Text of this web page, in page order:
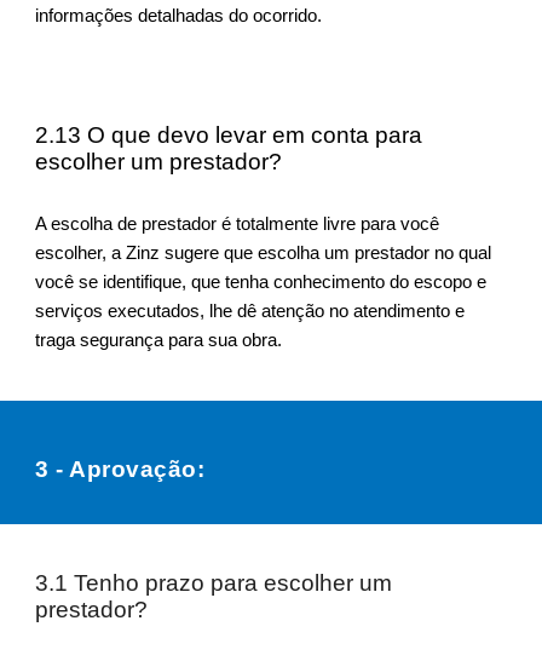
informações detalhadas do ocorrido.
2.13 O que devo levar em conta para
escolher um prestador?
A escolha de prestador é totalmente livre para você
escolher, a Zinz sugere que escolha um prestador no qual
você se identifique, que tenha conhecimento do escopo e
serviços executados, lhe dê atenção no atendimento e
traga segurança para sua obra.
3 - Aprovação:
3.1 Tenho prazo para escolher um
prestador?